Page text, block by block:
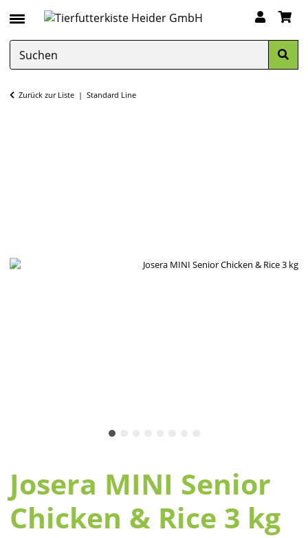
Zurück zur Liste Standard Line
Josera MINI Senior
Chicken & Rice 3 kg